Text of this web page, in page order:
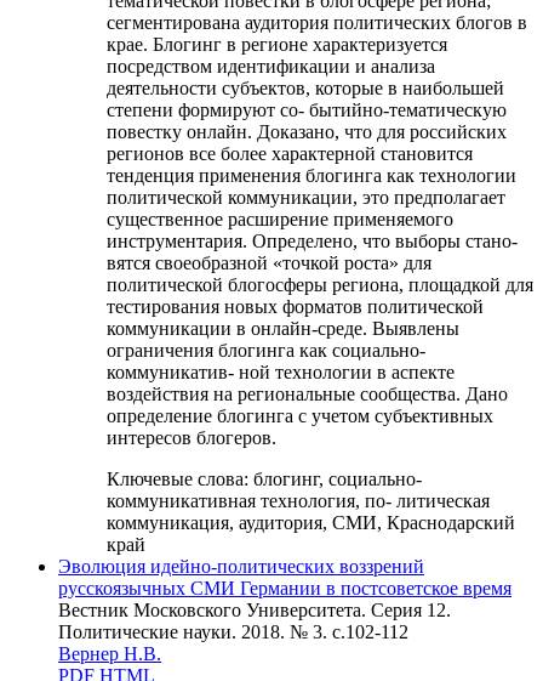
сегментирована аудитория политических блогов в
крае. Блогинг в регионе характеризуется
посредством идентификации и анализа
деятельности субъектов, которые в наибольшей
степени формируют со- бытийно-тематическую
повестку онлайн. Доказано, что для российских
регионов все более характерной становится
тенденция применения блогинга как технологии
политической коммуникации, это предполагает
существенное расширение применяемого
инструментария. Определено, что выборы стано-
вятся своеобразной «точкой роста» для
политической блогосферы региона, площадкой для
тестирования новых форматов политической
коммуникации в онлайн-среде. Выявлены
ограничения блогинга как социально-
коммуникатив- ной технологии в аспекте
воздействия на региональные сообщества. Дано
определение блогинга с учетом субъективных
интересов блогеров.
Ключевые слова: блогинг, социально-
коммуникативная технология, по- литическая
коммуникация, аудитория, СМИ, Краснодарский
край
Эволюция идейно-политических воззрений
русскоязычных СМИ Германии в постсоветское время
Вестник Московского Университета. Серия 12.
Политические науки. 2018. № 3. c.102-112
Вернер Н.В.
PDF HTML